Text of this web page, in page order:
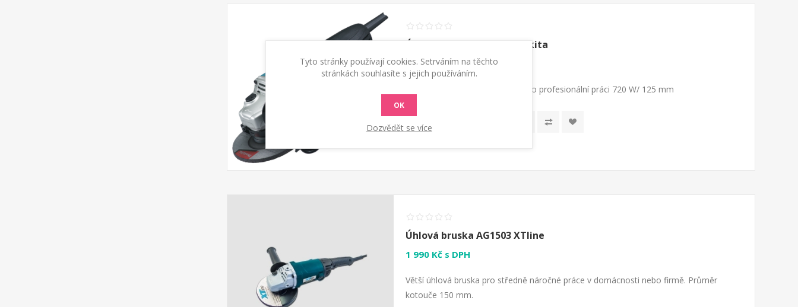
Úhlová bruska GA5030 Makita
1 590 Kč s DPH
Úhlová bruska GA5030 Makita pro profesionální práci 720 W/ 125 mm
Úhlová bruska AG1503 XTline
1 990 Kč s DPH
Větší úhlová bruska pro středně náročné práce v domácnosti nebo firmě. Průměr
kotouče 150 mm.
Tyto stránky používají cookies. Setrváním na těchto
stránkách souhlasíte s jejich používáním.
OK
Dozvědět se více